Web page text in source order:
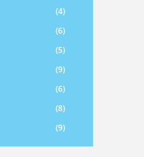
(4)
(6)
(5)
(9)
(6)
(8)
(9)